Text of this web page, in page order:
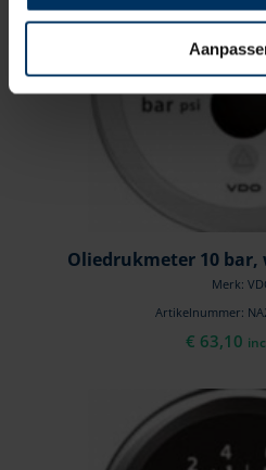
Oliedrukmeter 10 bar,
Merk:
Artikelnummer:
€ 63,10